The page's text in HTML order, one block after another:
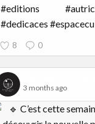
#editions
#dedicaces
8 0
3 months ago